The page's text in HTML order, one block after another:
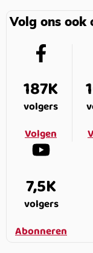
Volg ons ook
187K
volgers
Volgen
7,5K
volgers
Abonneren